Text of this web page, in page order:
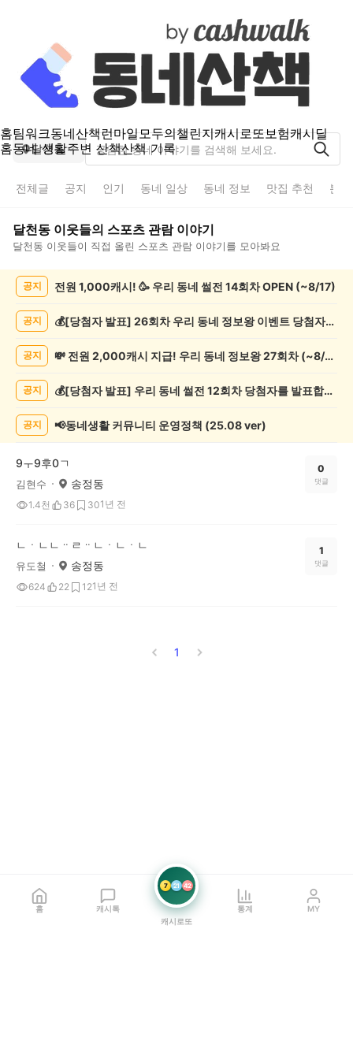
홈팀워크동네산책런마일모두의챌린지캐시로또보험캐시딜
홈동네 생활주변 산책산책 기록
달천동
전체글 공지 인기 동네 일상 동네 정보 맛집 추천 분
달천동 이웃들의 스포츠 관람이야기
달천동 이웃들이 직접 올린 스포츠 관람 이야기를 모아봐요
목
공지 전원 1,000캐시! 🥳 우리 동네 썰전 14회차 OPEN (~8/17)
공지 💰[당첨자 발표] 26회차 우리 동네 정보왕 이벤트 당첨자를 발표합니다!
공지 💸 전원 2,000캐시 지급! 우리 동네 정보왕 27회차 (~8/10)
공지 💰[당첨자 발표] 우리 동네 썰전 12회차 당첨자를 발표합니다!
공지 📢동네생활 커뮤니티 운영정책 (25.08 ver)
9ㅜ9후0ㄱ
김현수 송정동
1.4천 36 301년 전
0
댓글
ㄴㆍㄴㄴᆢㄹᆢㄴㆍㄴㆍㄴ
유도철 송정동
624 22 121년 전
1
댓글
1
홈 캐시톡
7 21 42
캐시로또
통계 MY